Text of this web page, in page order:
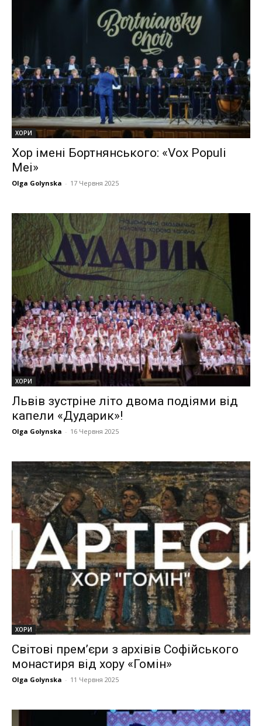
ХОРИ
Хор імені Бортнянського: «Vox Populi
Mei»
Olga Golynska - 17 Червня 2025
ХОРИ
Львів зустріне літо двома подіями від
капели «Дударик»!
Olga Golynska - 16 Червня 2025
ХОРИ
Світові премʼєри з архівів Софійського
монастиря від хору «Гомін»
Olga Golynska - 11 Червня 2025